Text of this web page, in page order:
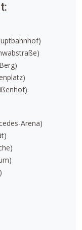
Arena)